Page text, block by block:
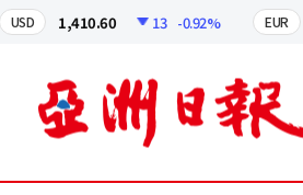
USD 1,410.60 13 -0.92% EUR